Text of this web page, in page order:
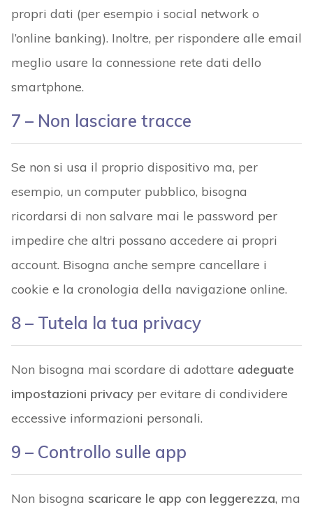
propri dati (per esempio i social network o
l’online banking). Inoltre, per rispondere alle email
meglio usare la connessione rete dati dello
smartphone.
7 – Non lasciare tracce
Se non si usa il proprio dispositivo ma, per
esempio, un computer pubblico, bisogna
ricordarsi di non salvare mai le password per
impedire che altri possano accedere ai propri
account. Bisogna anche sempre cancellare i
cookie e la cronologia della navigazione online.
8 – Tutela la tua privacy
Non bisogna mai scordare di adottare adeguate
impostazioni privacyper evitare di condividere
eccessive informazioni personali.
9 – Controllo sulle app
Non bisogna scaricare le app con leggerezza, ma